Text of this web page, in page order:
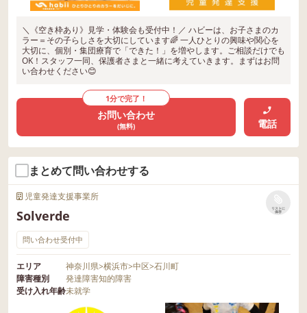
＼《空き枠あり》見学・体験会も受付中！／ ハビーは、お子さまのカ
ラー＝その子らしさを大切にしています🌈 一人ひとりの興味や関心を
大切に、個別・集団療育で「できた！」を増やします。ご相談だけでも
OK！スタッフ一同、保護者さまと一緒に考えていきます。まずはお問
い合わせください😊
1分で完了！
お問い合わせ
(無料) 電話
まとめて問い合わせする
児童発達支援事業所
Solverde
リストに
保存
問い合わせ受付中
エリア 神奈川県>横浜市>中区>石川町
障害種別
発達障害知的障害
受け入れ年齢未就学